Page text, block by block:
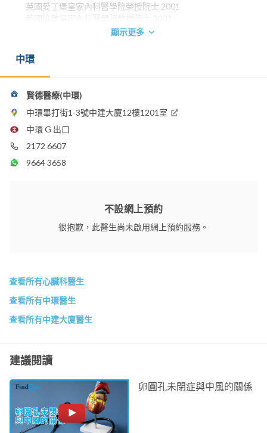
英國愛丁堡皇家內科醫學院榮授院士 2001
香港中文大學醫學博士 2007
jeffrey.fung@hkah.org.hk
香港港安醫院 - 司徒拔道
顯示更多
中環
賢德醫療(中環)
中環畢打街1-3號中建大廈12樓1201室
中環 G 出口
2172 6607
9664 3658
不設網上預約
很抱歉，此醫生尚未啟用網上預約服務。
查看所有心臟科醫生
查看所有中環醫生
查看所有中建大廈醫生
建議閱讀
卵圓孔未閉症與中風的關係